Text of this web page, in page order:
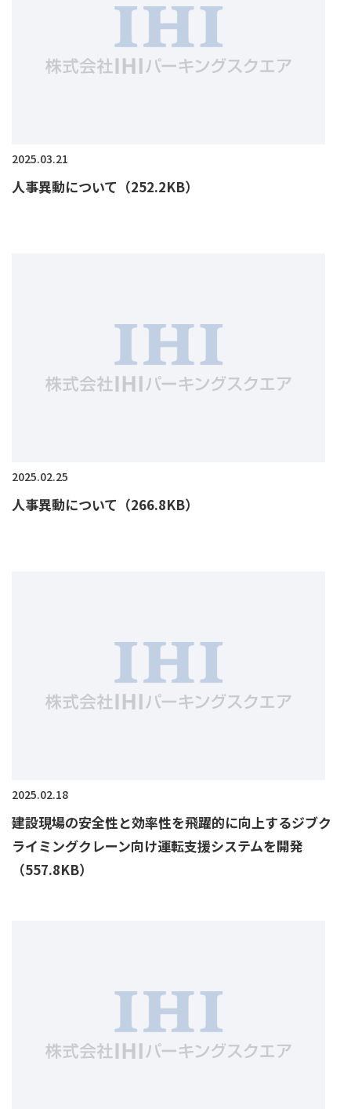
2025.03.21
人事異動について（252.2KB）
2025.02.25
人事異動について（266.8KB）
2025.02.18
建設現場の安全性と効率性を飛躍的に向上するジブク
ライミングクレーン向け運転支援システムを開発
（557.8KB）